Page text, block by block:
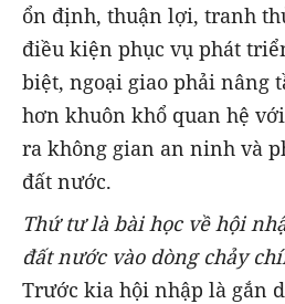
ổn định, thuận lợi, tranh
điều kiện phục vụ phát
biệt, ngoại giao phải nâng
hơn khuôn khổ quan hệ
ra không gian an ninh và
đất nước.
Thứ tư là bài học về hội
đất nước vào dòng chảy
Trước kia hội nhập là gắn